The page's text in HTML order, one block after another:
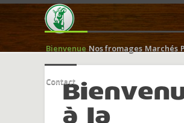
Bienvenue Nos fromages Marchés
Contact
à la